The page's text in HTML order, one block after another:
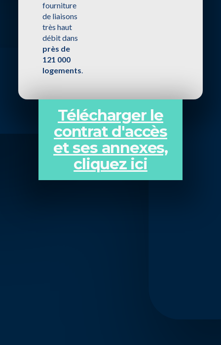
fourniture
de liaisons
très haut
débit dans
près de
121 000
logements.
Télécharger le
contrat d'accès
et ses annexes,
cliquez ici